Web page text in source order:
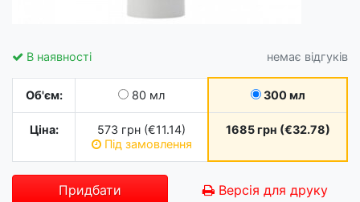
немає відгуків
В наявності
Об'єм: 80 мл 300 мл
Ціна:
573 грн (€11.14)
Під замовлення
1685 грн (€32.78)
Придбати Версія для друку